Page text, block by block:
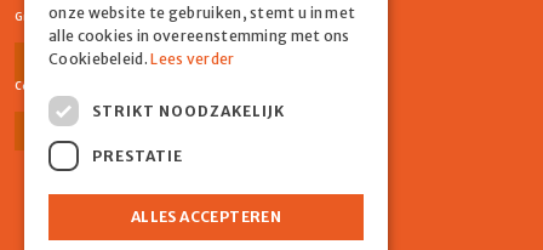
Graydon Events
Facebook Instagram
Comiq
Facebook
onze website te gebruiken, stemt u in met
alle cookies in overeenstemming met ons
Cookiebeleid.Lees verder
STRIKT NOODZAKELIJK
PRESTATIE
ALLES ACCEPTEREN